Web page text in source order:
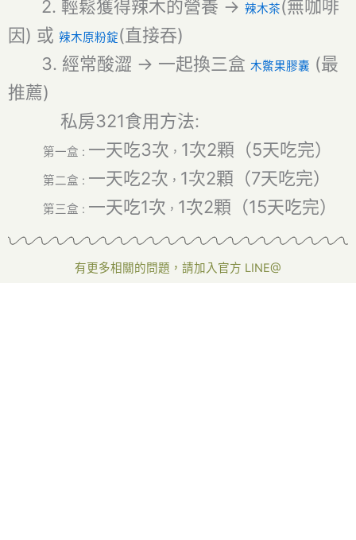
2. 輕鬆獲得辣木的營養 -> 辣木茶(無咖啡
因) 或 辣木原粉錠(直接吞)
3. 經常酸澀 -> 一起換三盒 木鱉果膠囊 (最
推薦)
私房321食用方法:
第一盒 : 一天吃3次 ， 1次2顆（5天吃完）
第二盒 : 一天吃2次 ， 1次2顆（7天吃完）
第三盒 : 一天吃1次 ， 1次2顆（15天吃完）
有更多相關的問題，請加入官方 LINE@